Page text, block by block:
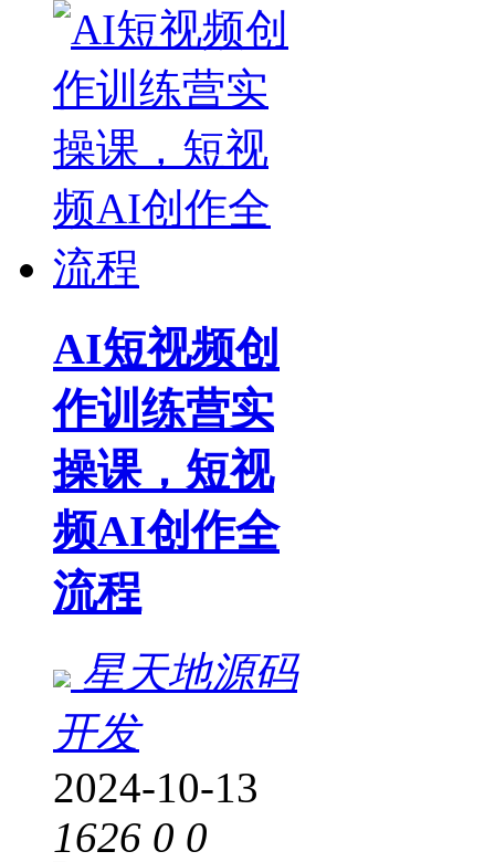
AI短视频创
作训练营实
操课，短视
频AI创作全
流程
星天地源码
开发
2024-10-13
1626 0 0